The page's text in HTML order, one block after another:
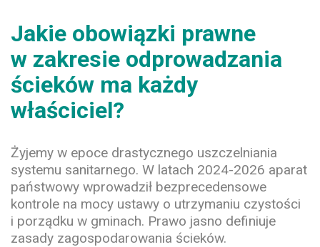
Jakie obowiązki prawne
w zakresie odprowadzania
ścieków ma każdy
właściciel?
Żyjemy w epoce drastycznego uszczelniania
systemu sanitarnego. W latach 2024-2026 aparat
państwowy wprowadził bezprecedensowe
kontrole na mocy ustawy o utrzymaniu czystości
i porządku w gminach. Prawo jasno definiuje
zasady zagospodarowania ścieków.